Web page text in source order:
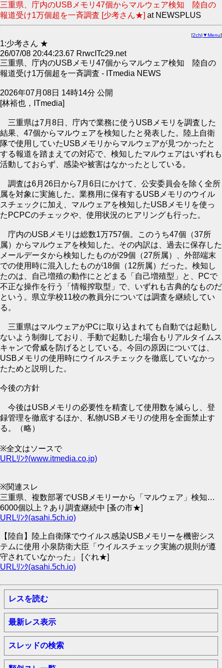
三重県、庁内のUSBメモリ47個からマルウェア検知 陸自の
報道受け1万個超を一斉調査 [少考さん★] at NEWSPLUS
[2ch| ▼Menu]
1:少考さん ★
26/07/08 20:44:23.67 RrwcITc29.net
三重県、庁内のUSBメモリ47個からマルウェア検知 陸自の
報道受け1万個超を一斉調査 - ITmedia NEWS
2026年07月08日 14時14分 公開
[林裕也，ITmedia]
三重県は7月8日、庁内で業務に使うUSBメモリを調査した
結果、47個からマルウェアを検知したと発表した。陸上自衛
隊で使用していたUSBメモリからマルウェアが見つかったと
する報道を踏まえての対応で、検知したマルウェアはいずれも
活動しておらず、感染や被害はなかったとしている。
調査は6月26日から7月6日にかけて、公安委員会を除く全所
属を対象に実施した。業務用に保有するUSBメモリのウイル
スチェックに加え、マルウェアを検知したUSBメモリを使っ
たPCPCのチェックや、使用状況のヒアリングも行った。
庁内のUSBメモリは総数1万757個。このうち47個（37所
属）からマルウェアを検知した。その内訳は、過去に保存した
メールデータから検知したものが29個（27所属）、外部端末
での使用時に混入したものが18個（12所属）だった。検知し
たのは、自己増殖の動作にとどまる「自己増殖型」と、PCで
不正な操作を行う「情報搾取型」で、いずれも古典的なものだ
という。県立学校11校の教員分については調査を継続してい
る。
三重県はマルウェアがPCに取り込まれても自動では起動し
ないよう制御しており、手動で起動した場合もリアルタイムス
キャンで脅威を防げるとしている。今回の原因については、
USBメモリの使用時にウイルスチェックを徹底していなかっ
たためと説明した。
今後の方針
今後はUSBメモリの必要性を精査して使用数を減らし、登
録管理を徹底するほか、私物USBメモリの使用を全面禁止す
る。（略）
※全文はソースで
URLﾘﾝｸ(www.itmedia.co.jp)
※関連スレ
三重県、複数部署でUSBメモリーから「マルウェア」検知…
6000個以上？あり調査継続中 [蚤の市★]
URLﾘﾝｸ(asahi.5ch.io)
【陸自】陸上自衛隊でウイルス感染USBメモリーを機密シス
テムに使用 小泉防衛大臣「ウイルスチェック実施の規則が遵
守されていなかった」 [ぐれ★]
URLﾘﾝｸ(asahi.5ch.io)
レスを読む
最新レス表示
スレッドの検索